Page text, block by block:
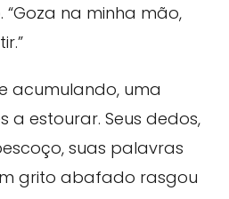
na minha mão,
acumulando, uma
a estourar. Seus dedos,
suas palavras
grito abafado rasgou